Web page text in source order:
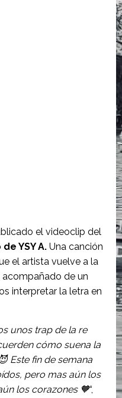
el videoclip del
YSY A. Una canción
el artista vuelve a la
de un
interpretar la letra en
unos trap de la re
cómo suena la
Este fin de semana
pero mas aún los
los corazones 🧡“,